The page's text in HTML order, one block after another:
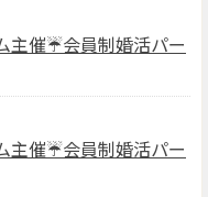
主催☔会員制婚活パー
主催☔会員制婚活パー